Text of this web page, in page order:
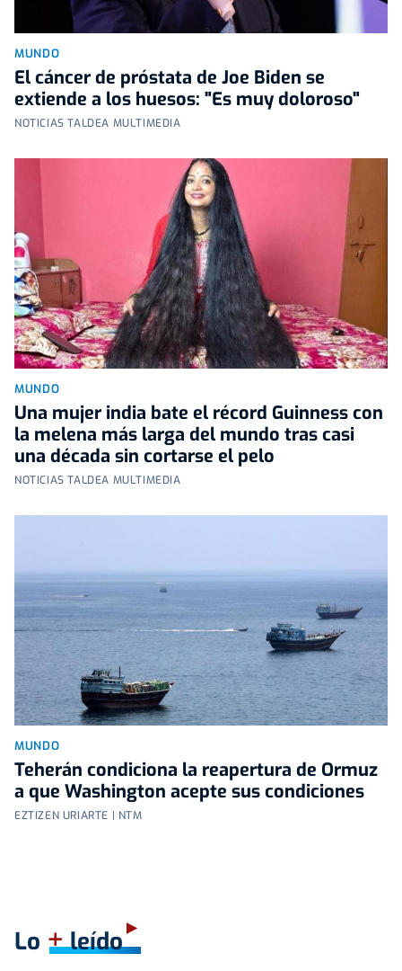
MUNDO
El cáncer de próstata de Joe Biden se
extiende a los huesos: "Es muy doloroso"
NOTICIAS TALDEA MULTIMEDIA
MUNDO
Una mujer india bate el récord Guinness con
la melena más larga del mundo tras casi
una década sin cortarse el pelo
NOTICIAS TALDEA MULTIMEDIA
MUNDO
Teherán condiciona la reapertura de Ormuz
a que Washington acepte sus condiciones
EZTIZEN URIARTE | NTM
Lo +leído